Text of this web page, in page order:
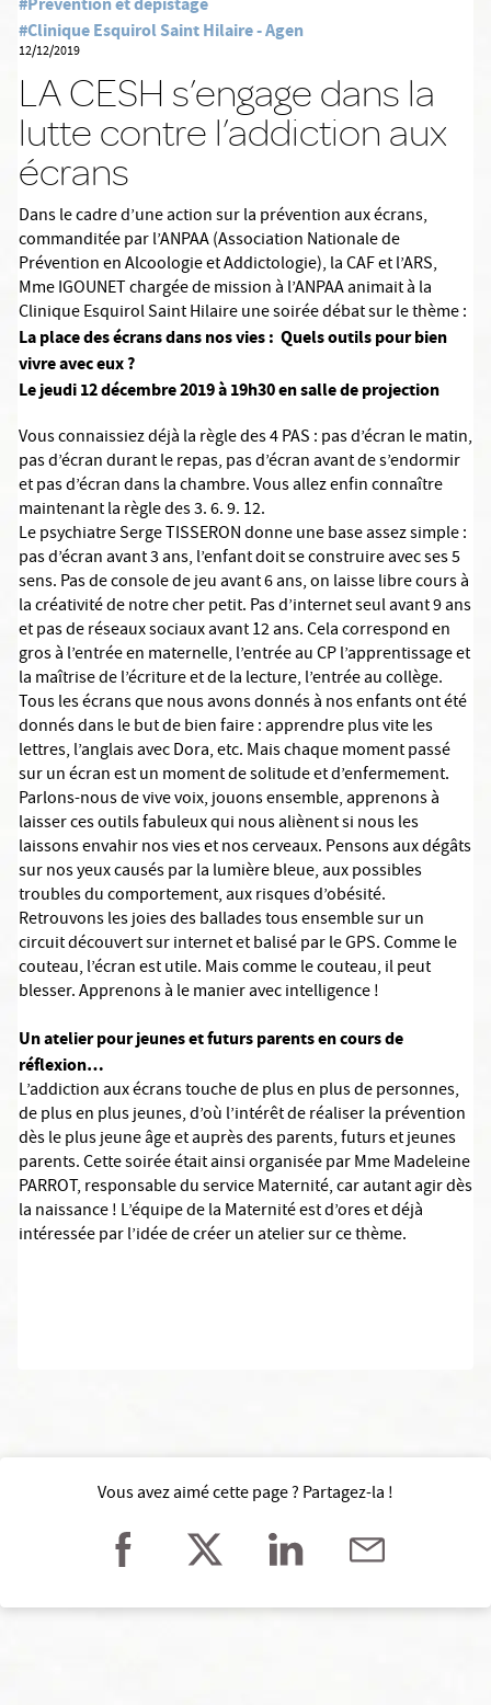
#Clinique Esquirol Saint Hilaire - Agen
12/12/2019
LA CESH s’engage dans la
lutte contre l’addiction aux
écrans
Dans le cadre d’une action sur la prévention aux écrans,
commanditée par l’ANPAA (Association Nationale de
Prévention en Alcoologie et Addictologie), la CAF et l’ARS,
Mme IGOUNET chargée de mission à l’ANPAA animait à la
Clinique Esquirol Saint Hilaire une soirée débat sur le thème :
La place des écrans dans nos vies : Quels outils pour bien
vivre avec eux ?
Le jeudi 12 décembre 2019 à 19h30 en salle de projection
Vous connaissiez déjà la règle des 4 PAS : pas d’écran le matin,
pas d’écran durant le repas, pas d’écran avant de s’endormir
et pas d’écran dans la chambre. Vous allez enfin connaître
maintenant la règle des 3. 6. 9. 12.
Le psychiatre Serge TISSERON donne une base assez simple :
pas d’écran avant 3 ans, l’enfant doit se construire avec ses 5
sens. Pas de console de jeu avant 6 ans, on laisse libre cours à
la créativité de notre cher petit. Pas d’internet seul avant 9 ans
et pas de réseaux sociaux avant 12 ans. Cela correspond en
gros à l’entrée en maternelle, l’entrée au CP l’apprentissage et
la maîtrise de l’écriture et de la lecture, l’entrée au collège.
Tous les écrans que nous avons donnés à nos enfants ont été
donnés dans le but de bien faire : apprendre plus vite les
lettres, l’anglais avec Dora, etc. Mais chaque moment passé
sur un écran est un moment de solitude et d’enfermement.
Parlons-nous de vive voix, jouons ensemble, apprenons à
laisser ces outils fabuleux qui nous aliènent si nous les
laissons envahir nos vies et nos cerveaux. Pensons aux dégâts
sur nos yeux causés par la lumière bleue, aux possibles
troubles du comportement, aux risques d’obésité.
Retrouvons les joies des ballades tous ensemble sur un
circuit découvert sur internet et balisé par le GPS. Comme le
couteau, l’écran est utile. Mais comme le couteau, il peut
blesser. Apprenons à le manier avec intelligence !
Un atelier pour jeunes et futurs parents en cours de
réflexion…
L’addiction aux écrans touche de plus en plus de personnes,
de plus en plus jeunes, d’où l’intérêt de réaliser la prévention
dès le plus jeune âge et auprès des parents, futurs et jeunes
parents. Cette soirée était ainsi organisée par Mme Madeleine
PARROT, responsable du service Maternité, car autant agir dès
la naissance ! L’équipe de la Maternité est d’ores et déjà
intéressée par l’idée de créer un atelier sur ce thème.
Vous avez aimé cette page ? Partagez-la !